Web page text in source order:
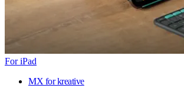
For iPad
MX for kreative